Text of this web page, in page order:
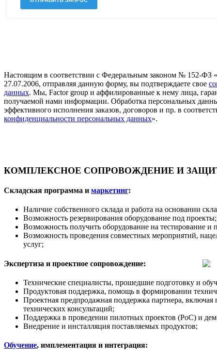
Настоящим в соответствии с Федеральным законом № 152-ФЗ
27.07.2006, отправляя данную форму, вы подтверждаете свое
данных. Мы, Factor group и аффилированные к нему лица,
получаемой нами информации. Обработка персональных
эффективного исполнения заказов, договоров и пр. в
конфиденциальности персональных данных».
КОМПЛЕКСНОЕ СОПРОВОЖДЕНИЕ И
Складская программа и маркетинг:
Наличие собственного склада и работа на основании
Возможность резервирования оборудование под проекты;
Возможность получить оборудование на тестирование и
Возможность проведения совместных мероприятий,
услуг;
Экспертиза и проектное сопровождение:
Технические специалисты, прошедшие подготовку и
Продуктовая поддержка, помощь в формировании
Проектная предпродажная поддержка партнера, включая
технических консультаций;
Поддержка в проведении пилотных проектов (PoC) и
Внедрение и инсталляция поставляемых продуктов;
Обучение, имплементация и интеграция: